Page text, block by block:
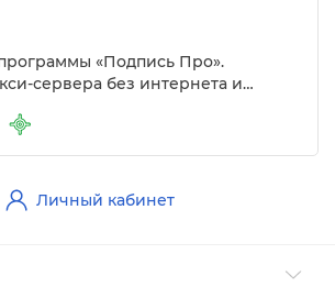
«Подпись Про».
сервера без интернета и
Личный кабинет